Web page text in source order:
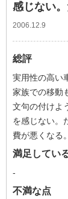
感じない。
2006.12.9
総評
実用性の高い
家族での移動
文句の付けよ
を感じない。
費が悪くなる。
満足してい
-
不満な点